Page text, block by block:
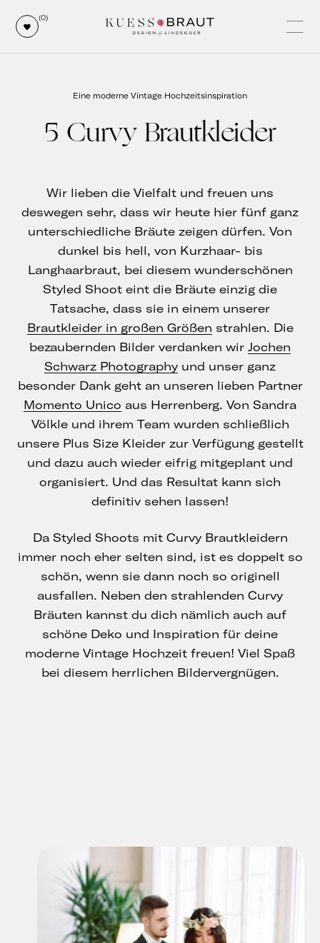
(0)
Eine moderne Vintage Hochzeitsinspiration
5 Curvy Brautkleider
Wir lieben die Vielfalt und freuen uns
deswegen sehr, dass wir heute hier fünf ganz
unterschiedliche Bräute zeigen dürfen. Von
dunkel bis hell, von Kurzhaar- bis
Langhaarbraut, bei diesem wunderschönen
Styled Shoot eint die Bräute einzig die
Tatsache, dass sie in einem unserer
Brautkleider in großen Größen strahlen. Die
bezaubernden Bilder verdanken wir Jochen
Schwarz Photography und unser ganz
besonder Dank geht an unseren lieben Partner
Momento Unico aus Herrenberg. Von Sandra
Völkle und ihrem Team wurden schließlich
unsere Plus Size Kleider zur Verfügung gestellt
und dazu auch wieder eifrig mitgeplant und
organisiert. Und das Resultat kann sich
definitiv sehen lassen!
Da Styled Shoots mit Curvy Brautkleidern
immer noch eher selten sind, ist es doppelt so
schön, wenn sie dann noch so originell
ausfallen. Neben den strahlenden Curvy
Bräuten kannst du dich nämlich auch auf
schöne Deko und Inspiration für deine
moderne Vintage Hochzeit freuen! Viel Spaß
bei diesem herrlichen Bildervergnügen.